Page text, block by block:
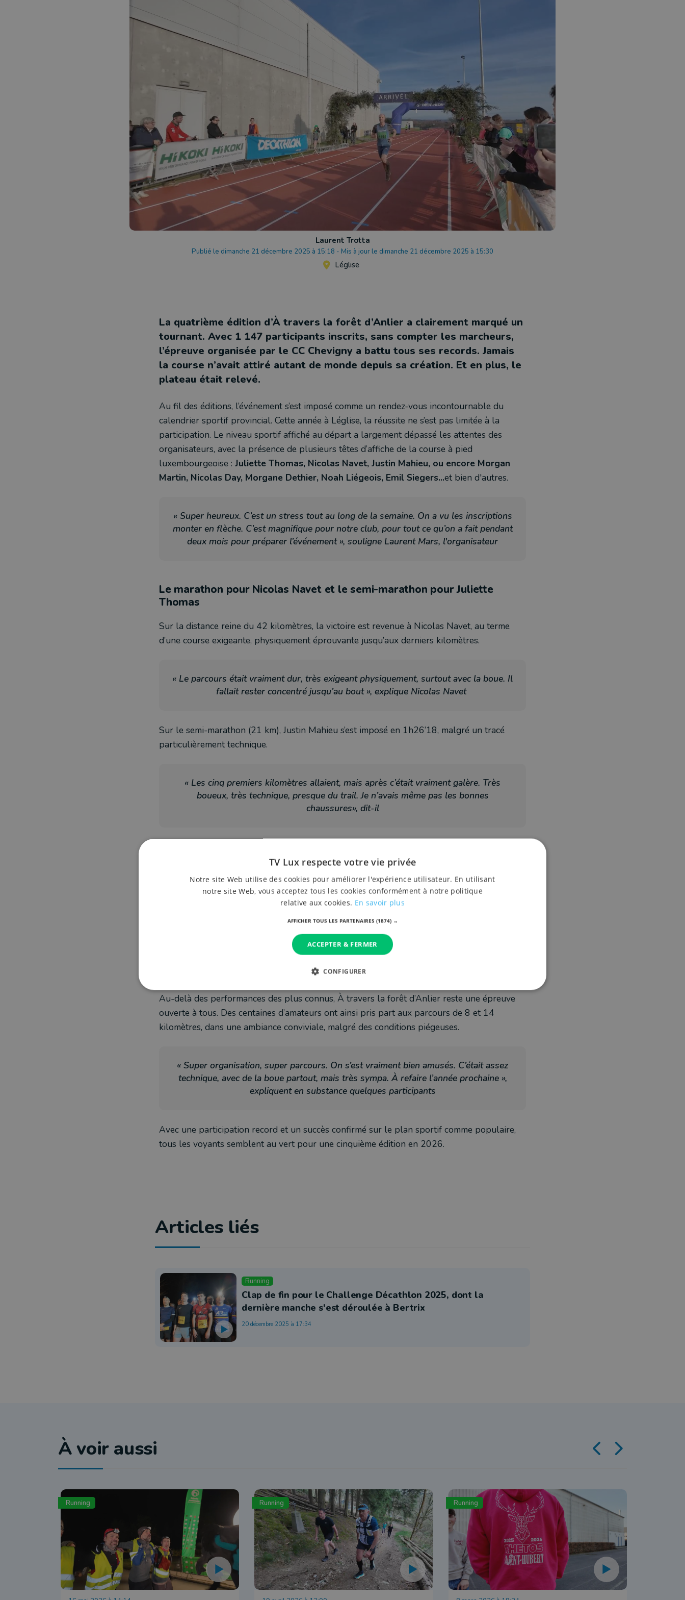
Laurent Trotta
Publié le dimanche 21 décembre 2025 à 15:18 - Mis à jour le dimanche 21 décembre 2025 à 15:30
Léglise
La quatrième édition d’À travers la forêt d’Anlier a clairement marqué un
tournant. Avec 1 147 participants inscrits, sans compter les marcheurs,
l’épreuve organisée par le CC Chevigny a battu tous ses records. Jamais
la course n’avait attiré autant de monde depuis sa création. Et en plus, le
plateau était relevé.
Au fil des éditions, l’événement s’est imposé comme un rendez-vous incontournable du
calendrier sportif provincial. Cette année à Léglise, la réussite ne s’est pas limitée à la
participation. Le niveau sportif affiché au départ a largement dépassé les attentes des
organisateurs, avec la présence de plusieurs têtes d’affiche de la course à pied
luxembourgeoise : Juliette Thomas, Nicolas Navet, Justin Mahieu, ou encore Morgan
Martin, Nicolas Day, Morgane Dethier, Noah Liégeois, Emil Siegers...et bien d'autres.
« Super heureux. C’est un stress tout au long de la semaine. On a vu les inscriptions
monter en flèche. C’est magnifique pour notre club, pour tout ce qu’on a fait pendant
deux mois pour préparer l’événement », souligne Laurent Mars, l'organisateur
Le marathon pour Nicolas Navet et le semi-marathon pour Juliette
Thomas
Sur la distance reine du 42 kilomètres, la victoire est revenue à Nicolas Navet, au terme
d’une course exigeante, physiquement éprouvante jusqu’aux derniers kilomètres.
« Le parcours était vraiment dur, très exigeant physiquement, surtout avec la boue. Il
fallait rester concentré jusqu’au bout », explique Nicolas Navet
Sur le semi-marathon (21 km), Justin Mahieu s’est imposé en 1h26’18, malgré un tracé
particulièrement technique.
« Les cinq premiers kilomètres allaient, mais après c’était vraiment galère. Très
boueux, très technique, presque du trail. Je n’avais même pas les bonnes
chaussures», dit-il
discussion. Et sur le marathon, la victoire est revenue à Morgane Dethier, en 3h56. Une
belle performance.
Juliette Thomas, première dame du semi-marathon
Un événement populaire avant tout
Au-delà des performances des plus connus, À travers la forêt d’Anlier reste une épreuve
ouverte à tous. Des centaines d’amateurs ont ainsi pris part aux parcours de 8 et 14
kilomètres, dans une ambiance conviviale, malgré des conditions piégeuses.
« Super organisation, super parcours. On s’est vraiment bien amusés. C’était assez
technique, avec de la boue partout, mais très sympa. À refaire l’année prochaine »,
expliquent en substance quelques participants
Avec une participation record et un succès confirmé sur le plan sportif comme populaire,
tous les voyants semblent au vert pour une cinquième édition en 2026.
Articles liés
Running
Clap de fin pour le Challenge Décathlon 2025, dont la
dernière manche s'est déroulée à Bertrix
20 décembre 2025 à 17:34
À voir aussi
Running Running Running
TV Lux respecte votre vie privée
Notre site Web utilise des cookies pour améliorer l'expérience utilisateur. En utilisant
notre site Web, vous acceptez tous les cookies conformément à notre politique
relative aux cookies. En savoir plus
AFFICHER TOUS LES PARTENAIRES (1874) →
ACCEPTER & FERMER
CONFIGURER